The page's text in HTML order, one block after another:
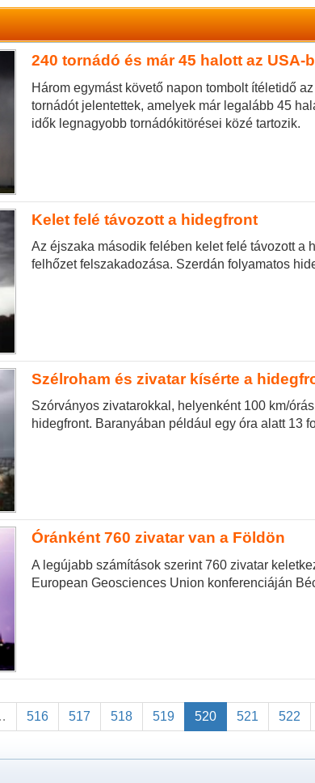
240 tornádó és már 45 halott az USA-
Három egymást követő napon tombolt ítéletidő
tornádót jelentettek, amelyek már legalább 45
idők legnagyobb tornádókitörései közé tartozik.
Kelet felé távozott a hidegfront
Az éjszaka második felében kelet felé távozott a
felhőzet felszakadozása. Szerdán folyamatos
Szélroham és zivatar kísérte a
Szórványos zivatarokkal, helyenként 100 km/
hidegfront. Baranyában például egy óra alatt 13
Óránként 760 zivatar van a Földön
A legújabb számítások szerint 760 zivatar
European Geosciences Union konferenciáján
516 517 518 519 520 521 522